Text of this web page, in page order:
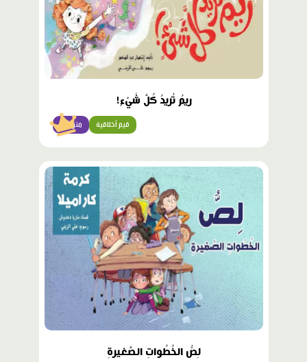
ريمُ تُريدُ كُلَّ شَيْءٍ!
متوسّط قيم أخلاقية
محتوى
مميّز
لِصُّ الخُطُواتِ الصَّغيرةِ